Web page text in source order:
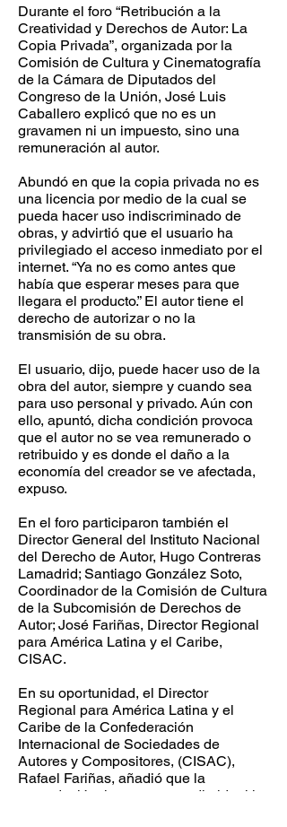
Durante el foro “Retribución a la
Creatividad y Derechos de Autor: La
Copia Privada”, organizada por la
Comisión de Cultura y Cinematografía
de la Cámara de Diputados del
Congreso de la Unión, José Luis
Caballero explicó que no es un
gravamen ni un impuesto, sino una
remuneración al autor.
Abundó en que la copia privada no es
una licencia por medio de la cual se
pueda hacer uso indiscriminado de
obras, y advirtió que el usuario ha
privilegiado el acceso inmediato por el
internet. “Ya no es como antes que
había que esperar meses para que
llegara el producto.” El autor tiene el
derecho de autorizar o no la
transmisión de su obra.
El usuario, dijo, puede hacer uso de la
obra del autor, siempre y cuando sea
para uso personal y privado. Aún con
ello, apuntó, dicha condición provoca
que el autor no se vea remunerado o
retribuido y es donde el daño a la
economía del creador se ve afectada,
expuso.
En el foro participaron también el
Director General del Instituto Nacional
del Derecho de Autor, Hugo Contreras
Lamadrid; Santiago González Soto,
Coordinador de la Comisión de Cultura
de la Subcomisión de Derechos de
Autor; José Fariñas, Director Regional
para América Latina y el Caribe,
CISAC.
En su oportunidad, el Director
Regional para América Latina y el
Caribe de la Confederación
Internacional de Sociedades de
Autores y Compositores, (CISAC),
Rafael Fariñas, añadió que la
recaudación tiene como medio ideal la